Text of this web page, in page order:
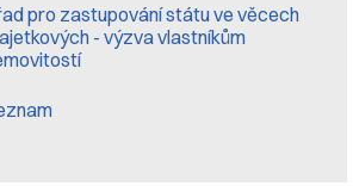
pro zastupování státu ve věcech
- výzva vlastníkům